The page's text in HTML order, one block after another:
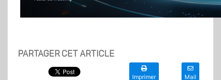
PARTAGER CET ARTICLE
Imprimer Mail